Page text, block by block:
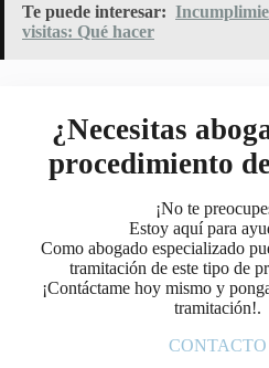
Te puede interesar:
visitas: Qué hacer
¿Necesitas
procedimiento
¡No te
Estoy aquí para
Como abogado especializado
tramitación de este tipo de
¡Contáctame hoy mismo y
tramitación!.
CONTACTO